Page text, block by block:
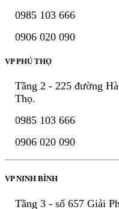
0985 103 666
0906 020 090
VP PHÚ THỌ
Tầng 2 - 225 đường
Thọ.
0985 103 666
0906 020 090
VP NINH BÌNH
Tầng 3 - số 657 Giải